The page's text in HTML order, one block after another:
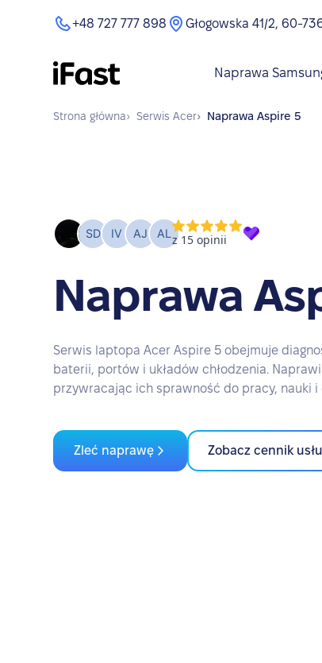
+48 727 777 898 Głogowska 41/2, 60-
Naprawa
Strona główna› Serwis Acer› Naprawa Aspire 5
Naprawa
Serwis laptopa Acer Aspire 5 obejmuje
baterii, portów i układów chłodzenia.
przywracając ich sprawność do pracy, nauki i
Zleć naprawę Zobacz cennik